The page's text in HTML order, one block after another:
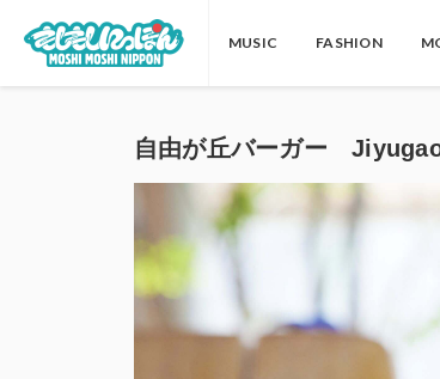
MUSIC FASHION
自由が丘バーガー